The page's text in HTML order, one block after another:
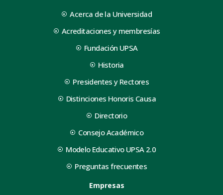
Acerca de la Universidad
Acreditaciones y membresías
Fundación UPSA
Historia
Presidentes y Rectores
Distinciones Honoris Causa
Directorio
Consejo Académico
Modelo Educativo UPSA 2.0
Preguntas frecuentes
Empresas